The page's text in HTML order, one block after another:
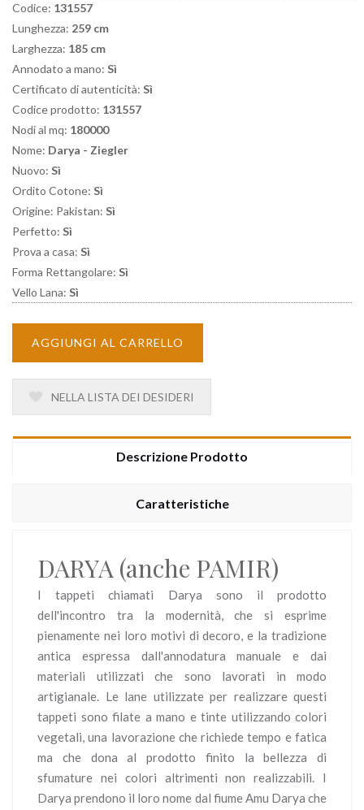
Codice: 131557
Lunghezza: 259 cm
Larghezza: 185 cm
Annodato a mano: Sì
Certificato di autenticità: Sì
Codice prodotto: 131557
Nodi al mq: 180000
Nome: Darya - Ziegler
Nuovo: Sì
Ordito Cotone: Sì
Origine: Pakistan: Sì
Perfetto: Sì
Prova a casa: Sì
Forma Rettangolare: Sì
Vello Lana: Sì
AGGIUNGI AL CARRELLO
NELLA LISTA DEI DESIDERI
Descrizione Prodotto
Caratteristiche
DARYA (anche PAMIR)
I tappeti chiamati Darya sono il prodotto
dell'incontro tra la modernità, che si esprime
pienamente nei loro motivi di decoro, e la tradizione
antica espressa dall'annodatura manuale e dai
materiali utilizzati che sono lavorati in modo
artigianale. Le lane utilizzate per realizzare questi
tappeti sono filate a mano e tinte utilizzando colori
vegetali, una lavorazione che richiede tempo e fatica
ma che dona al prodotto finito la bellezza di
sfumature nei colori altrimenti non realizzabili. I
Darya prendono il loro nome dal fiume Amu Darya che